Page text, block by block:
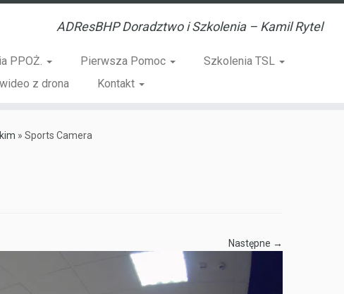
ADResBHP Doradztwo i Szkolenia – Kamil Rytel
PPOŻ. Pierwsza Pomoc
Szkolenia TSL
z drona Kontakt
» Sports Camera
Następne →